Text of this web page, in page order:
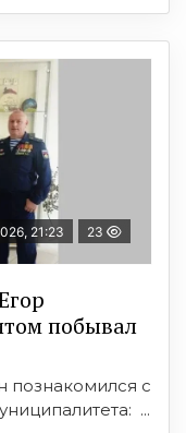
21:23 23
побывал
познакомился с
...